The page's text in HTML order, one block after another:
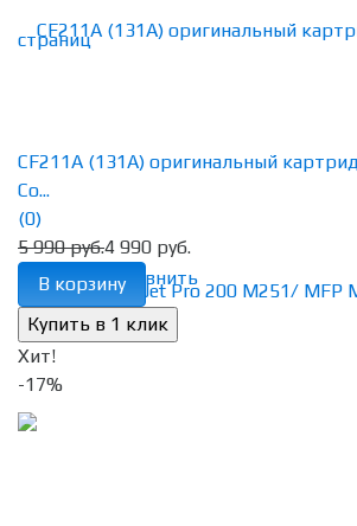
избранное сравнить
CF211A (131A) оригинальный
Co...
(0)
5 990 руб.4 990 руб.
В корзину
Хит!
-17%